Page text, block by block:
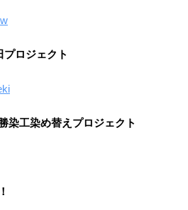
ロジェクト
染工染め替えプロジェクト